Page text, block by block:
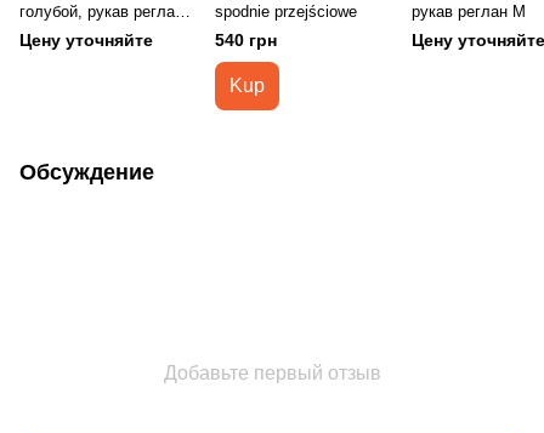
голубой, рукав реглан
М
Цену уточняйте
spodnie przejściowe
540 грн
Kup
рукав реглан М
Цену уточняйте
Обсуждение
Добавьте первый отзыв